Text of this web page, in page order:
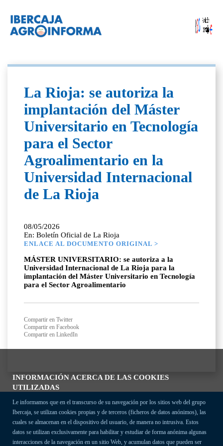
INFORMACIÓN ACERCA DE LAS COOKIES
UTILIZADAS
Le informamos que en el transcurso de su navegación por los sitios web del grupo
Ibercaja, se utilizan cookies propias y de terceros (ficheros de datos anónimos), las
cuales se almacenan en el dispositivo del usuario, de manera no intrusiva. Estos
datos se utilizan exclusivamente para habilitar y estudiar de forma anónima algunas
interacciones de la navegación en un sitio Web, y acumulan datos que pueden ser
La Rioja: se autoriza la
implantación del Máster
Universitario en Tecnología
para el Sector
Agroalimentario en la
Universidad Internacional
de La Rioja
08/05/2026
En: Boletín Oficial de La Rioja
ENLACE AL DOCUMENTO ORIGINAL >
MÁSTER UNIVERSITARIO: se autoriza a la
Universidad Internacional de La Rioja para la
implantación del Máster Universitario en Tecnología
para el Sector Agroalimentario
Compartir en Twitter
Compartir en Facebook
Compartir en LinkedIn